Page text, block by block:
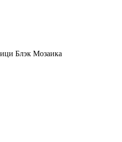
Блэк Мозаика